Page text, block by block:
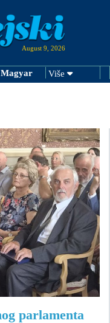
August 9, 2026
Magyar Više
parlamenta